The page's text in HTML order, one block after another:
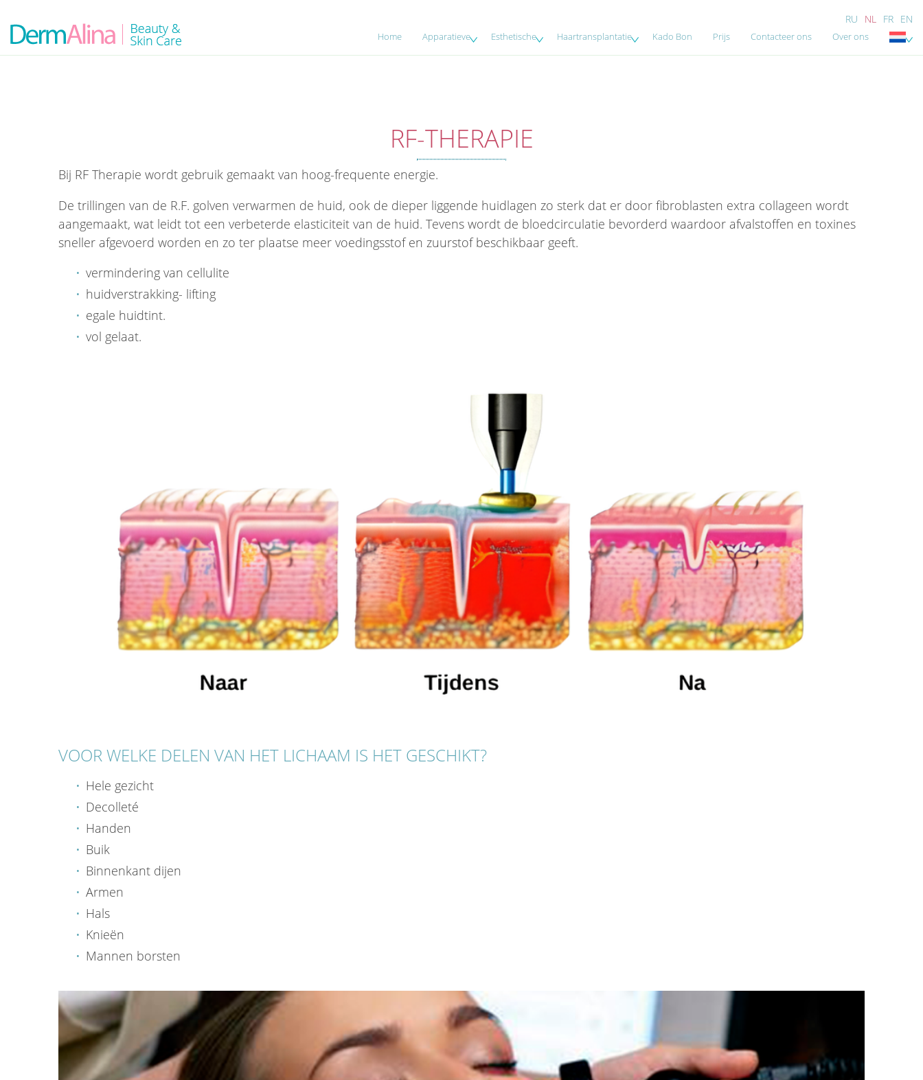
RU NL FR EN
Home Apparatieve Esthetische Haartransplantatie Kado Bon Prijs Contacteer ons Over ons
RF-THERAPIE
Bij RF Therapie wordt gebruik gemaakt van hoog-frequente energie.
De trillingen van de R.F. golven verwarmen de huid, ook de dieper liggende huidlagen zo sterk dat er door fibroblasten extra collageen wordt
aangemaakt, wat leidt tot een verbeterde elasticiteit van de huid. Tevens wordt de bloedcirculatie bevorderd waardoor afvalstoffen en toxines
sneller afgevoerd worden en zo ter plaatse meer voedingsstof en zuurstof beschikbaar geeft.
vermindering van cellulite
huidverstrakking- lifting
egale huidtint.
vol gelaat.
VOOR WELKE DELEN VAN HET LICHAAM IS HET GESCHIKT?
Hele gezicht
Decolleté
Handen
Buik
Binnenkant dijen
Armen
Hals
Knieën
Mannen borsten